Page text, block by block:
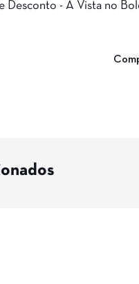
Desconto - À Vista no